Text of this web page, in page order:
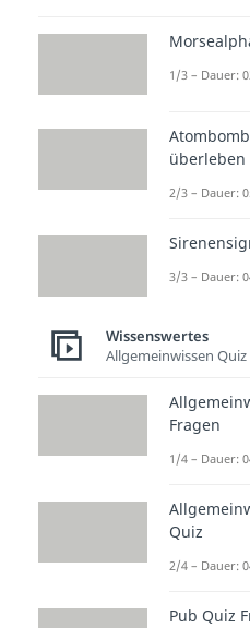
12. Wi-
13.
15. Kein
16.
17. Wi-
18. LAN-
19.
Übrigens:
ist nicht
auch
Router-
Modell
Studyflix
1/3 – Dauer:
überleben
2/3 – Dauer:
3/3 – Dauer:
Wissenswertes
Allgemeinwissen Quiz
Fragen
1/4 – Dauer:
Quiz
2/4 – Dauer:
Pub Quiz